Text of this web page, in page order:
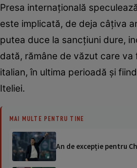
Presa internațională
este implicată, de deja câțiva
putea duce la sancțiuni dure,
dată, rămâne de văzut care
italian, în ultima perioadă și
Iteliei.
MAI MULTE PENTRU TINE
An de excepție pentru